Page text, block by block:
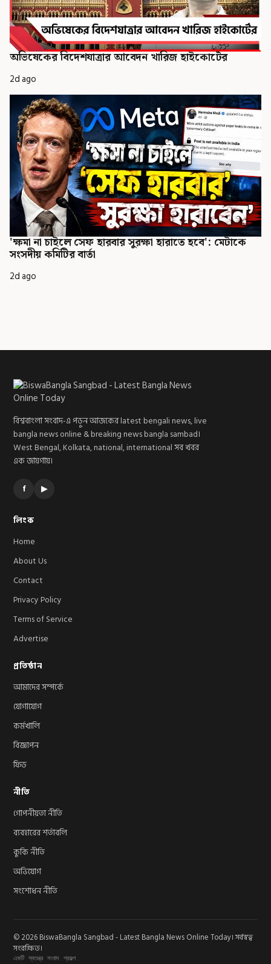
অভিষেকের বিদেশযাত্রার আবেদন খারিজ হাইকোর্টের
2d ago
'ক্ষমা না চাইলে সেফ হারবার সুরক্ষা হারাতে হবে': মেটাকে
সংসদীয় কমিটির বার্তা
2d ago
বিশ্ববাংলা সংবাদ-এ পড়ুন আজকের latest bengali news, live
bangla news online & breaking news bangla sambad।
West Bengal, Kolkata, national, international সব খবর
এক জায়গায়।
f ▶
লিংক
Home
About Us
Contact
Privacy Policy
Terms of Service
Advertise
প্রতিষ্ঠান
আমাদের সম্পর্কে
যোগাযোগ
কর্মখালি
বিজ্ঞাপন
ফিড
নীতি
গোপনীয়তা নীতি
ব্যবহারের শর্তাবলি
কুকি নীতি
অভিযোগ
সংশোধন নীতি
© 2026 BiswaBangla Sangbad - Latest Bangla News Online Today। সর্বস্বত্ব
সংরক্ষিত।
একটি স্বতন্ত্র সংবাদ প্রকল্প